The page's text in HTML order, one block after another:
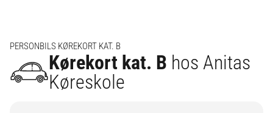
PERSONBILS KØREKORT KAT. B
Kørekort kat. B hos Anitas
Køreskole